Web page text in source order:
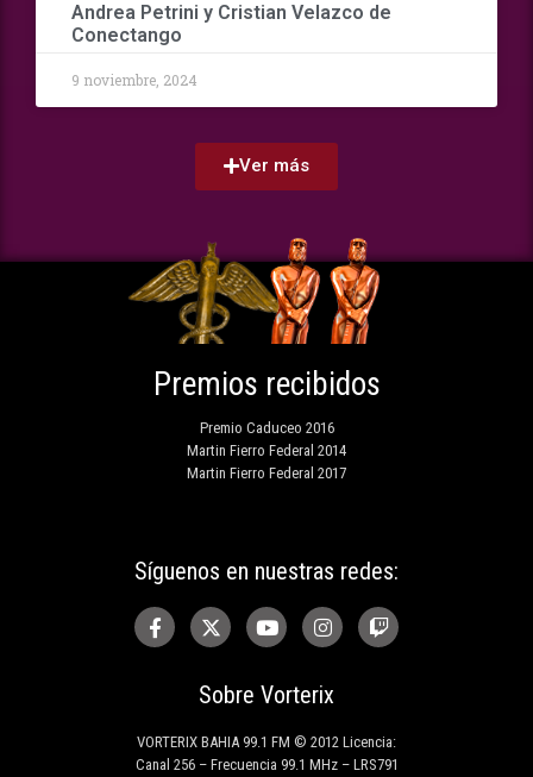
Andrea Petrini y Cristian Velazco de
Conectango
9 noviembre, 2024
Ver más
Sobre Vorterix
VORTERIX BAHIA 99.1 FM © 2012 Licencia:
Canal 256 – Frecuencia 99.1 MHz – LRS791
Síguenos en nuestras redes:
Premios recibidos
Premio Caduceo 2016
Martin Fierro Federal 2014
Martin Fierro Federal 2017